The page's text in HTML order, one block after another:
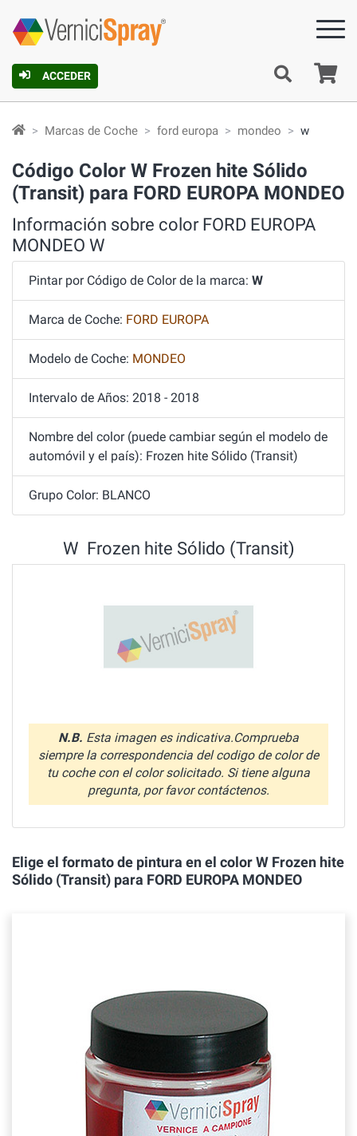
ACCEDER
Marcas de Coche ford europa mondeo w
Código Color W Frozen hite Sólido
(Transit) para FORD EUROPA MONDEO
Información sobre color FORD EUROPA
MONDEO W
Pintar por Código de Color de la marca: W
Marca de Coche: FORD EUROPA
Modelo de Coche: MONDEO
Intervalo de Años: 2018 - 2018
Nombre del color (puede cambiar según el modelo de
automóvil y el país): Frozen hite Sólido (Transit)
Grupo Color: BLANCO
W Frozen hite Sólido (Transit)
N.B. Esta imagen es indicativa.Comprueba
siempre la correspondencia del codigo de color de
tu coche con el color solicitado. Si tiene alguna
pregunta, por favor contáctenos.
Elige el formato de pintura en el color W Frozen hite
Sólido (Transit) para FORD EUROPA MONDEO